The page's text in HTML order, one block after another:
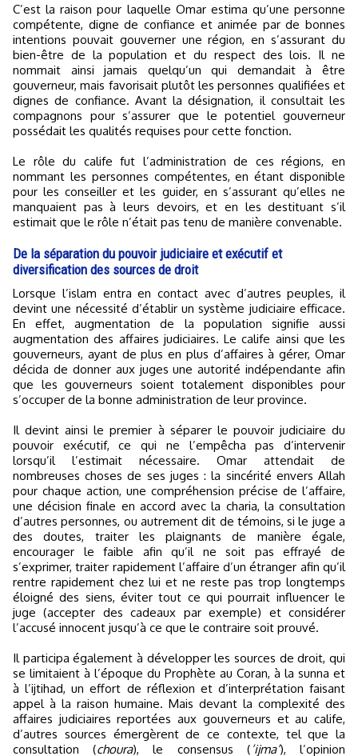
C’est la raison pour laquelle Omar estima qu’une personne
compétente, digne de confiance et animée par de bonnes
intentions pouvait gouverner une région, en s’assurant du
bien-être de la population et du respect des lois. Il ne
nommait ainsi jamais quelqu’un qui demandait à être
gouverneur, mais favorisait plutôt les personnes qualifiées et
dignes de confiance. Avant la désignation, il consultait les
compagnons pour s’assurer que le potentiel gouverneur
possédait les qualités requises pour cette fonction.
Le rôle du calife fut l’administration de ces régions, en
nommant les personnes compétentes, en étant disponible
pour les conseiller et les guider, en s’assurant qu’elles ne
manquaient pas à leurs devoirs, et en les destituant s’il
estimait que le rôle n’était pas tenu de manière convenable.
De la séparation du pouvoir judiciaire et exécutif et
diversification des sources de droit
Lorsque l’islam entra en contact avec d’autres peuples, il
devint une nécessité d’établir un système judiciaire efficace.
En effet, augmentation de la population signifie aussi
augmentation des affaires judiciaires. Le calife ainsi que les
gouverneurs, ayant de plus en plus d’affaires à gérer, Omar
décida de donner aux juges une autorité indépendante afin
que les gouverneurs soient totalement disponibles pour
s’occuper de la bonne administration de leur province.
Il devint ainsi le premier à séparer le pouvoir judiciaire du
pouvoir exécutif, ce qui ne l’empêcha pas d’intervenir
lorsqu’il l’estimait nécessaire. Omar attendait de
nombreuses choses de ses juges : la sincérité envers Allah
pour chaque action, une compréhension précise de l’affaire,
une décision finale en accord avec la charia, la consultation
d’autres personnes, ou autrement dit de témoins, si le juge a
des doutes, traiter les plaignants de manière égale,
encourager le faible afin qu’il ne soit pas effrayé de
s’exprimer, traiter rapidement l’affaire d’un étranger afin qu’il
rentre rapidement chez lui et ne reste pas trop longtemps
éloigné des siens, éviter tout ce qui pourrait influencer le
juge (accepter des cadeaux par exemple) et considérer
l’accusé innocent jusqu’à ce que le contraire soit prouvé.
Il participa également à développer les sources de droit, qui
se limitaient à l’époque du Prophète au Coran, à la sunna et
à l’ijtihad, un effort de réflexion et d’interprétation faisant
appel à la raison humaine. Mais devant la complexité des
affaires judiciaires reportées aux gouverneurs et au calife,
d’autres sources émergèrent de ce contexte, tel que la
consultation (choura), le consensus ( ’ijma’), l’opinion